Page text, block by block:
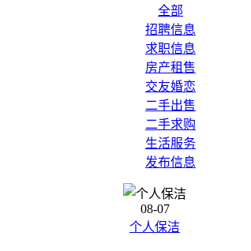
全部
招聘信息
求职信息
房产租售
交友婚恋
二手出售
二手求购
生活服务
发布信息
08-07
个人保洁